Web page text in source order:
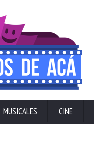
MUSICALES CINE